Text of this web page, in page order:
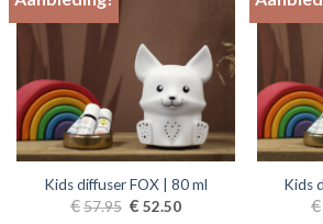
Kids diffuser FOX | 80 ml
€57.95 Oorspronkelijke
prijs
€ 52.50Huidige
Kids
€